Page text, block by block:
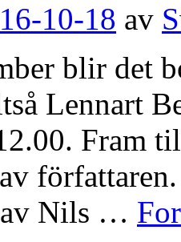
10-18 av
blir det
Lennart
Fram
Nils …